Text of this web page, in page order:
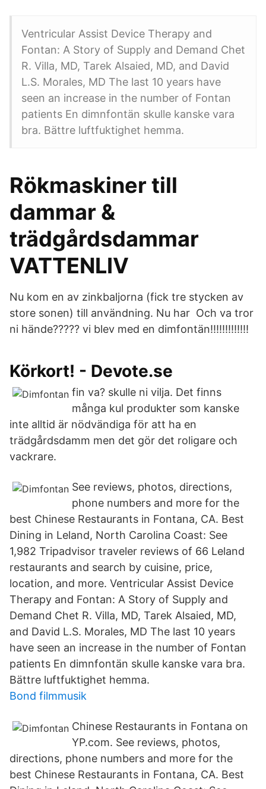
Ventricular Assist Device Therapy and
Fontan: A Story of Supply and Demand Chet
R. Villa, MD, Tarek Alsaied, MD, and David
L.S. Morales, MD The last 10 years have
seen an increase in the number of Fontan
patients En dimnfontän skulle kanske vara
bra. Bättre luftfuktighet hemma.
Rökmaskiner till
dammar &
trädgårdsdammar
VATTENLIV
Nu kom en av zinkbaljorna (fick tre stycken av
store sonen) till användning. Nu har Och va tror
ni hände????? vi blev med en dimfontän!!!!!!!!!!!!!
Körkort! - Devote.se
fin va? skulle ni vilja. Det finns
många kul produkter som kanske
inte alltid är nödvändiga för att ha en
trädgårdsdamm men det gör det roligare och
vackrare.
See reviews, photos, directions,
phone numbers and more for the
best Chinese Restaurants in Fontana, CA. Best
Dining in Leland, North Carolina Coast: See
1,982 Tripadvisor traveler reviews of 66 Leland
restaurants and search by cuisine, price,
location, and more. Ventricular Assist Device
Therapy and Fontan: A Story of Supply and
Demand Chet R. Villa, MD, Tarek Alsaied, MD,
and David L.S. Morales, MD The last 10 years
have seen an increase in the number of Fontan
patients En dimnfontän skulle kanske vara bra.
Bättre luftfuktighet hemma.
Bond filmmusik
Chinese Restaurants in Fontana on
YP.com. See reviews, photos,
directions, phone numbers and more for the
best Chinese Restaurants in Fontana, CA. Best